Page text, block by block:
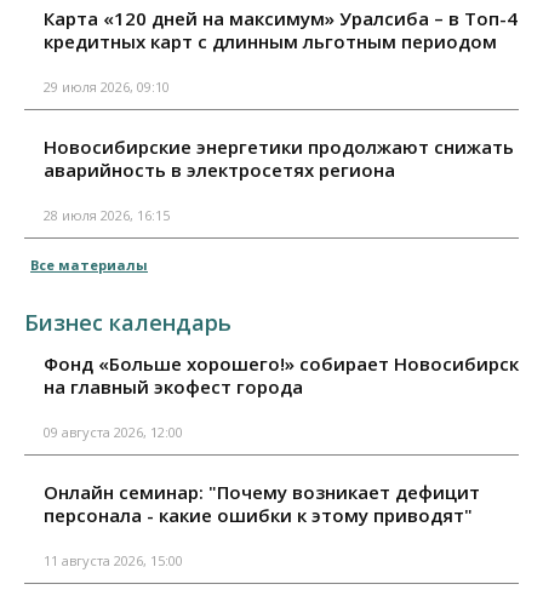
Карта «120 дней на максимум» Уралсиба – в Топ-4
кредитных карт с длинным льготным периодом
29 июля 2026, 09:10
Новосибирские энергетики продолжают снижать
аварийность в электросетях региона
28 июля 2026, 16:15
Все материалы
Бизнес календарь
Фонд «Больше хорошего!» собирает Новосибирск
на главный экофест города
09 августа 2026, 12:00
Онлайн семинар: "Почему возникает дефицит
персонала - какие ошибки к этому приводят"
11 августа 2026, 15:00